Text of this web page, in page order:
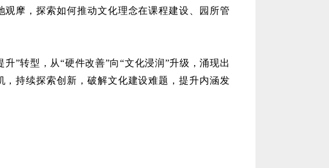
摩，探索如何推动文化理念在课程建设、园所管
升”转型，从“硬件改善”向“文化浸润”升级，涌现出
持续探索创新，破解文化建设难题，提升内涵发